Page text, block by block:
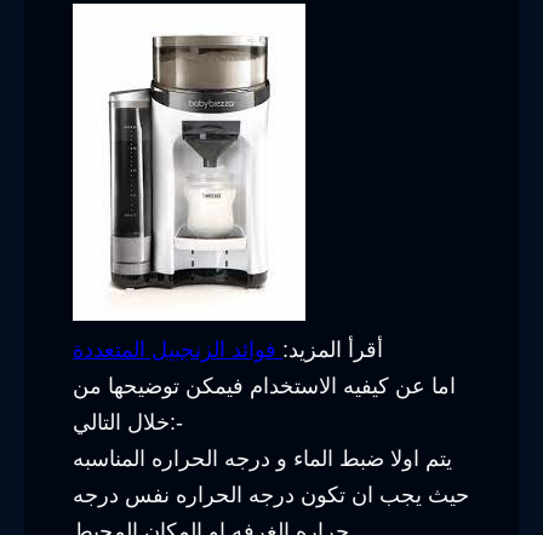
أقرأ المزيد: فوائد الزنجبيل المتعددة
اما عن كيفيه الاستخدام فيمكن توضيحها من
خلال التالي:-
يتم اولا ضبط الماء و درجه الحراره المناسبه
حيث يجب ان تكون درجه الحراره نفس درجه